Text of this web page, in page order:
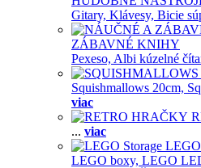
Gitary, Klávesy, Bicie
ZÁBAVNÉ KNIHY
Pexeso, Albi kúzelné
Squishmallows 20cm,
viac
... viac
LEGO boxy, LEGO